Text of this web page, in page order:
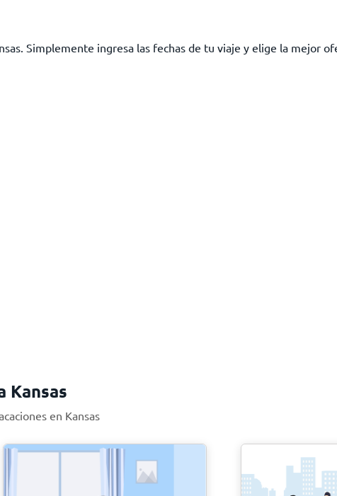
Simplemente ingresa las fechas de tu viaje y elige la mejor
Kansas
en Kansas